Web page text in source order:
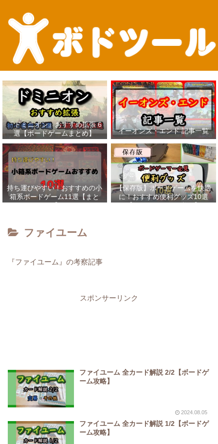
『ドミニオン』おすすめ拡張 6
選【ボードゲームまとめ】
イーオンズ・エンド 記事一覧
持ち運びやすい！おすすめの小
箱系ボードゲーム11選【まと
め】
【保存版】ボードゲームを快適
に！おすすめ便利グッズ10選
【ボードゲーマー必見】
ファイユーム
『ファイユーム』の考察記事
スポンサーリンク
ファイユーム 全カード解説 2/2【ボードゲ
ーム攻略】
2024.08.05
ファイユーム 全カード解説 1/2【ボードゲ
ーム攻略】